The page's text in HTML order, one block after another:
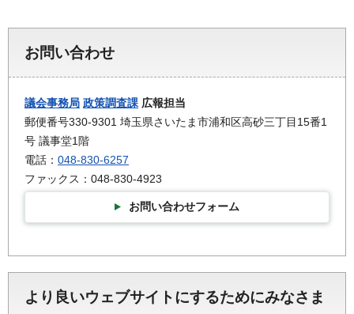
お問い合わせ
議会事務局 政策調査課 広報担当
郵便番号330-9301 埼玉県さいたま市浦和区高砂三丁目15番1
号 議事堂1階
電話： 048-830-6257
ファックス：048-830-4923
お問い合わせフォーム
より良いウェブサイトにするためにみなさま